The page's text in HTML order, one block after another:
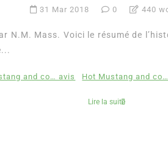
31 Mar 2018 0 440
N.M. Mass. Voici le résumé de
and co… avis Hot Mustang and
Lire la suite
– l’actualité : été
romance